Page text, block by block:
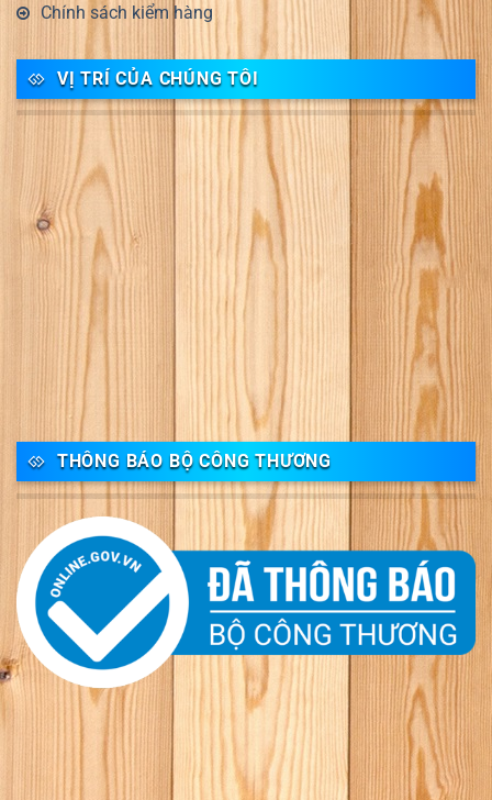
Chính sách kiểm hàng
VỊ TRÍ CỦA CHÚNG TÔI
THÔNG BÁO BỘ CÔNG THƯƠNG